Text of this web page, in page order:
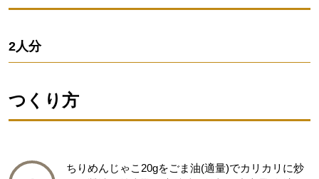
2人分
つくり方
ちりめんじゃこ20gをごま油(適量)でカリカリに炒